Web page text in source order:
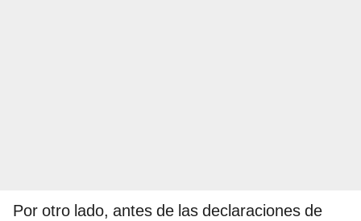
Por otro lado, antes de las declaraciones de